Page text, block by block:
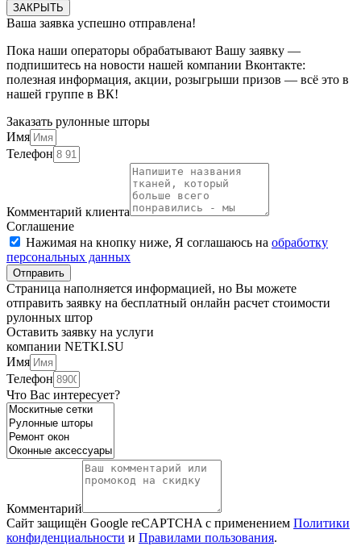
ЗАКРЫТЬ
Ваша заявка успешно отправлена!
Пока наши операторы обрабатывают Вашу заявку —
подпишитесь на новости нашей компании Вконтакте:
полезная информация, акции, розыгрыши призов — всё это в
нашей группе в ВК!
Заказать рулонные шторы
Имя
Телефон
Комментарий клиента
Соглашение
Нажимая на кнопку ниже, Я соглашаюсь на обработку
персональных данных
Отправить
Страница наполняется информацией, но Вы можете
отправить заявку на бесплатный онлайн расчет стоимости
рулонных штор
Оставить заявку на услуги
компании NETKI.SU
Имя
Телефон
Что Вас интересует?
Комментарий
Сайт защищён Google reCAPTCHA с применением Политики
конфиденциальности и Правилами пользования.